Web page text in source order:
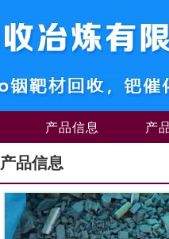
产品信息 产
产品信息